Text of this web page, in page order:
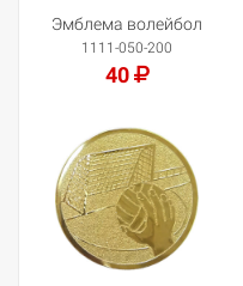
Эмблема волейбол
1111-050-200
40
Добавить в корзину